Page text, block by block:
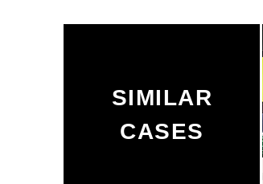
SIMILAR
CASES